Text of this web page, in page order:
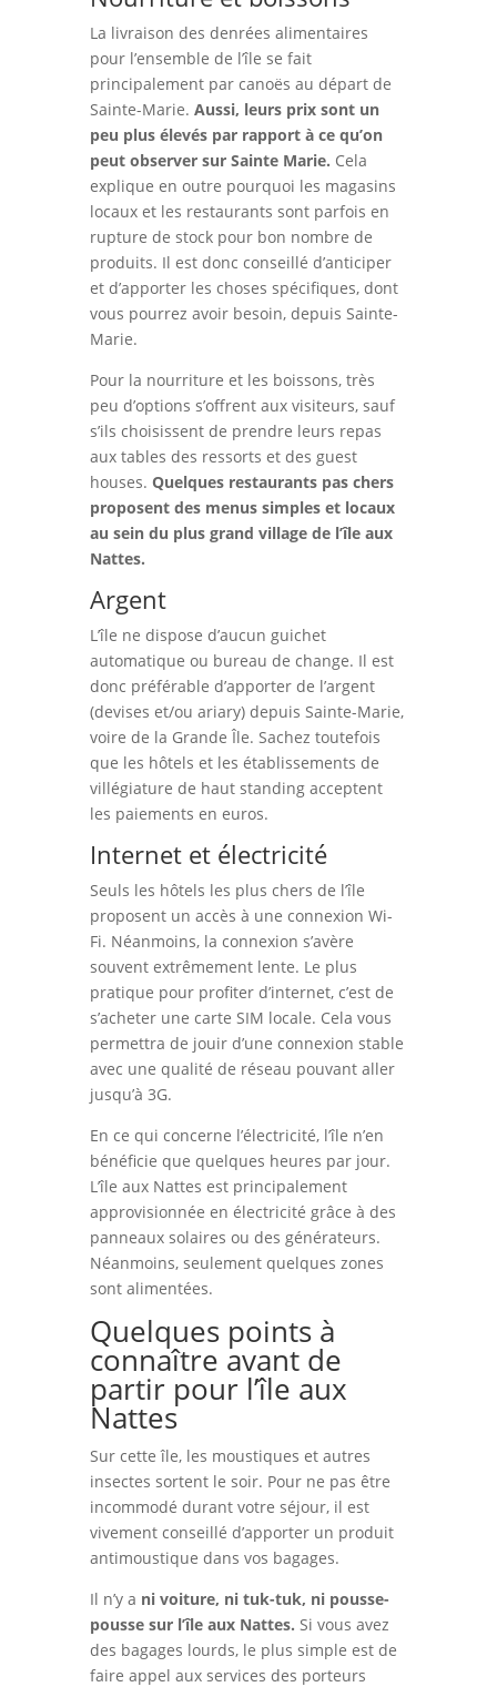
La livraison des denrées alimentaires
pour l’ensemble de l’île se fait
principalement par canoës au départ de
Sainte-Marie. Aussi, leurs prix sont un
peu plus élevés par rapport à ce qu’on
peut observer sur Sainte Marie. Cela
explique en outre pourquoi les magasins
locaux et les restaurants sont parfois en
rupture de stock pour bon nombre de
produits. Il est donc conseillé d’anticiper
et d’apporter les choses spécifiques, dont
vous pourrez avoir besoin, depuis Sainte-
Marie.
Pour la nourriture et les boissons, très
peu d’options s’offrent aux visiteurs, sauf
s’ils choisissent de prendre leurs repas
aux tables des ressorts et des guest
houses. Quelques restaurants pas chers
proposent des menus simples et locaux
au sein du plus grand village de l’île aux
Nattes.
Argent
L’île ne dispose d’aucun guichet
automatique ou bureau de change. Il est
donc préférable d’apporter de l’argent
(devises et/ou ariary) depuis Sainte-Marie,
voire de la Grande Île. Sachez toutefois
que les hôtels et les établissements de
villégiature de haut standing acceptent
les paiements en euros.
Internet et électricité
Seuls les hôtels les plus chers de l’île
proposent un accès à une connexion Wi-
Fi. Néanmoins, la connexion s’avère
souvent extrêmement lente. Le plus
pratique pour profiter d’internet, c’est de
s’acheter une carte SIM locale. Cela vous
permettra de jouir d’une connexion stable
avec une qualité de réseau pouvant aller
jusqu’à 3G.
En ce qui concerne l’électricité, l’île n’en
bénéficie que quelques heures par jour.
L’île aux Nattes est principalement
approvisionnée en électricité grâce à des
panneaux solaires ou des générateurs.
Néanmoins, seulement quelques zones
sont alimentées.
Quelques points à
connaître avant de
partir pour l’île aux
Nattes
Sur cette île, les moustiques et autres
insectes sortent le soir. Pour ne pas être
incommodé durant votre séjour, il est
vivement conseillé d’apporter un produit
antimoustique dans vos bagages.
Il n’y a ni voiture, ni tuk-tuk, ni pousse-
pousse sur l’île aux Nattes. Si vous avez
des bagages lourds, le plus simple est de
faire appel aux services des porteurs